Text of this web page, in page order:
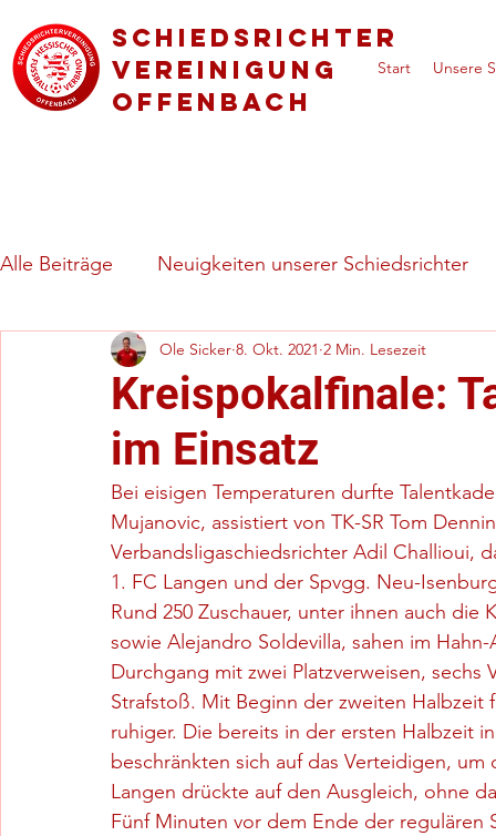
Schiedsrichter
vereinigung
Offenbach
Start Unsere
Alle Beiträge Neuigkeiten unserer Schiedsrichter
Regeln & besondere Spielsituationen
Kreispokalfinale:
im Einsatz
Ole Sicker 8. Okt. 2021 2 Min. Lesezeit
Bei eisigen Temperaturen durfte
Mujanovic, assistiert von TK-SR Tom
Verbandsligaschiedsrichter Adil Challioui,
1. FC Langen und der Spvgg. Neu-
Rund 250 Zuschauer, unter ihnen auch
sowie Alejandro Soldevilla, sahen im
Durchgang mit zwei Platzverweisen,
Strafstoß. Mit Beginn der zweiten
ruhiger. Die bereits in der ersten Halbzeit
beschränkten sich auf das Verteidigen,
Langen drückte auf den Ausgleich, ohne
Fünf Minuten vor dem Ende der